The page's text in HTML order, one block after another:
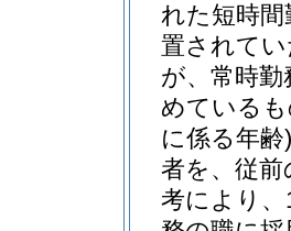
れた短時
置されて
が、常時
めている
に係る年齢)
者を、従
考により